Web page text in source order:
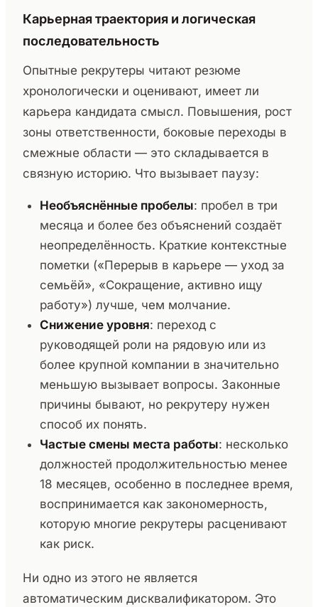
Карьерная траектория и логическая
последовательность
Опытные рекрутеры читают резюме
хронологически и оценивают, имеет ли
карьера кандидата смысл. Повышения, рост
зоны ответственности, боковые переходы в
смежные области — это складывается в
связную историю. Что вызывает паузу:
Необъяснённые пробелы: пробел в три
месяца и более без объяснений создаёт
неопределённость. Краткие контекстные
пометки («Перерыв в карьере — уход за
семьёй», «Сокращение, активно ищу
работу») лучше, чем молчание.
Снижение уровня: переход с
руководящей роли на рядовую или из
более крупной компании в значительно
меньшую вызывает вопросы. Законные
причины бывают, но рекрутеру нужен
способ их понять.
Частые смены места работы: несколько
должностей продолжительностью менее
18 месяцев, особенно в последнее время,
воспринимается как закономерность,
которую многие рекрутеры расценивают
как риск.
Ни одно из этого не является
автоматическим дисквалификатором. Это